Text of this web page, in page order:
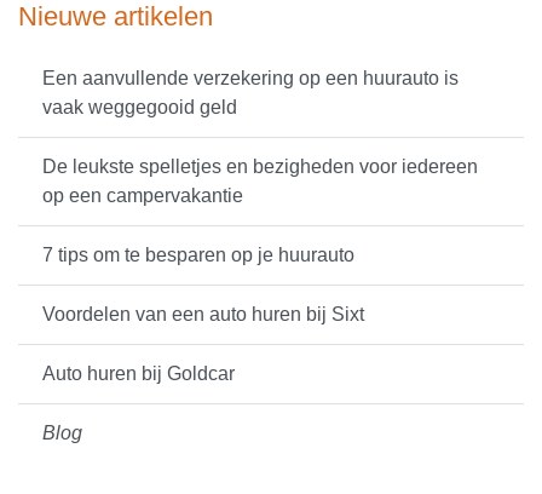
Nieuwe artikelen
Een aanvullende verzekering op een huurauto is
vaak weggegooid geld
De leukste spelletjes en bezigheden voor iedereen
op een campervakantie
7 tips om te besparen op je huurauto
Voordelen van een auto huren bij Sixt
Auto huren bij Goldcar
Blog